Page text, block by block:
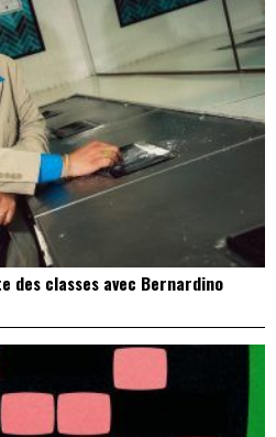
des classes avec Bernardino